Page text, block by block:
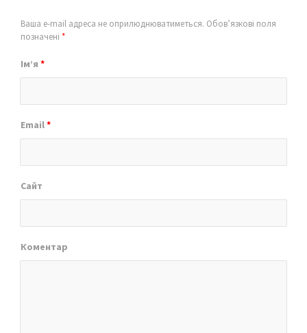
Ваша e-mail адреса не оприлюднюватиметься. Обов’язкові поля
позначені *
Ім’я *
Email*
Сайт
Коментар